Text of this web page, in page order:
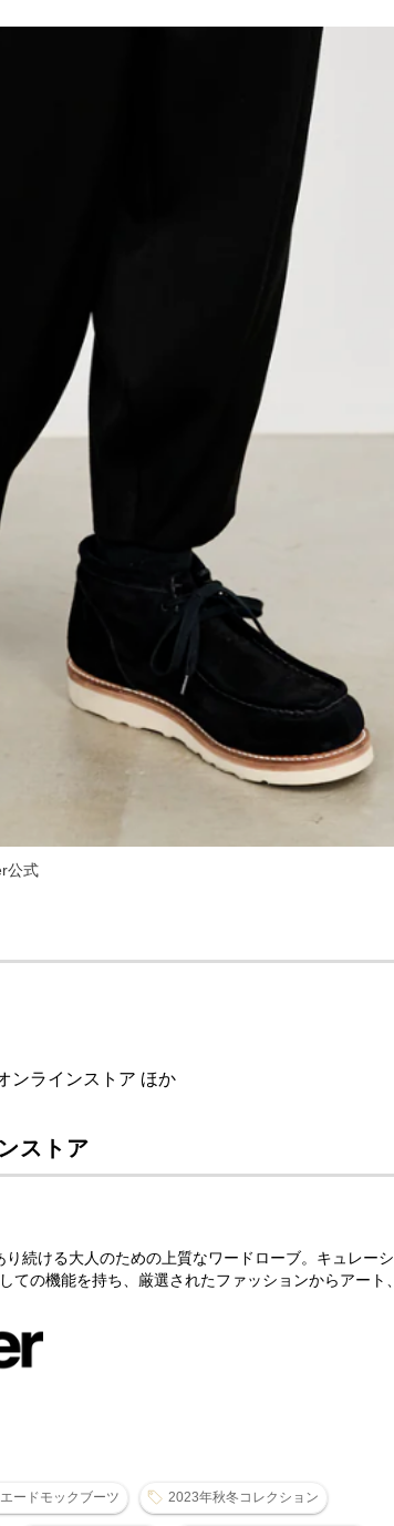
公式
ンラインストア ほか
ストア
続ける大人のための上質なワードローブ。キュレーシ
ての機能を持ち、厳選されたファッションからアート、
ードモックブーツ 2023年秋冬コレクション